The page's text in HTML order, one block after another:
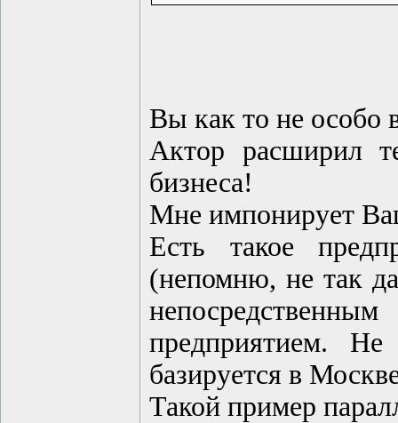
Вы как то не особо
Актор расширил
бизнеса!
Мне импонирует
Есть такое
(непомню, не так
предприятием.
базируется в
Такой пример